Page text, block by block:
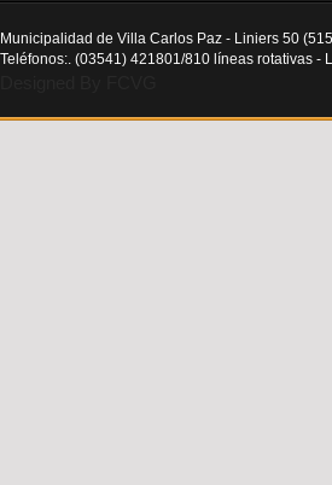
Municipalidad de Villa Carlos Paz - Liniers 50
Teléfonos:. (03541) 421801/810 líneas rotativas -